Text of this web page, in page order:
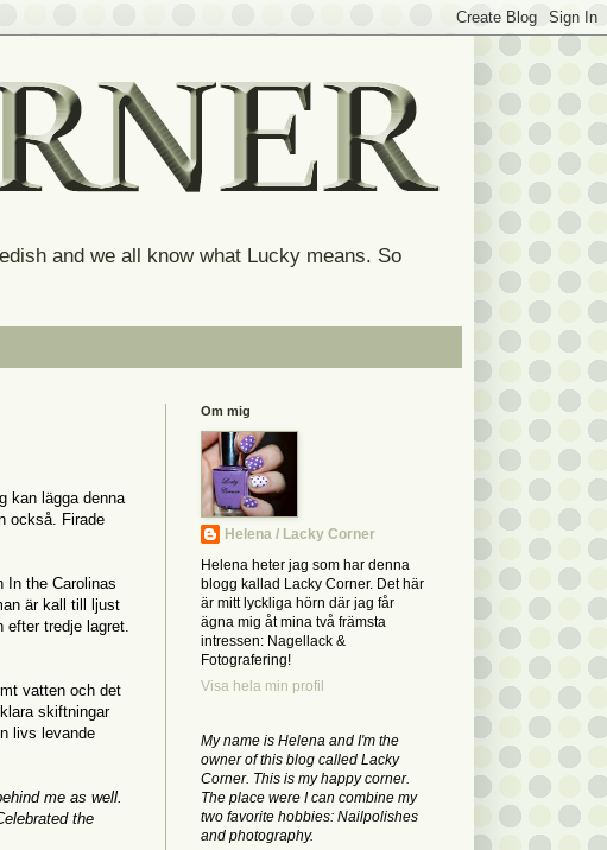
and we all know what Lucky means. So
kan lägga denna
också. Firade
In the Carolinas
är kall till ljust
tredje lagret.
vatten och det
skiftningar
livs levande
me as well.
the
Om mig
Helena / Lacky Corner
Helena heter jag som har denna
blogg kallad Lacky Corner. Det här
är mitt lyckliga hörn där jag får
ägna mig åt mina två främsta
intressen: Nagellack &
Fotografering!
Visa hela min profil
My name is Helena and I'm the
owner of this blog called Lacky
Corner. This is my happy corner.
The place were I can combine my
two favorite hobbies: Nailpolishes
and photography.